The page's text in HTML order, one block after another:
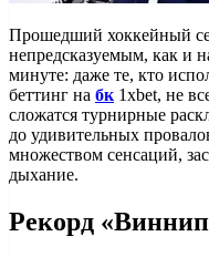
Прошедший хоккейный
непредсказуемым, как и
минуте: даже те, кто
беттинг на бк 1xbet, не
сложатся турнирные
до удивительных
множеством сенсаций,
дыхание.
Рекорд